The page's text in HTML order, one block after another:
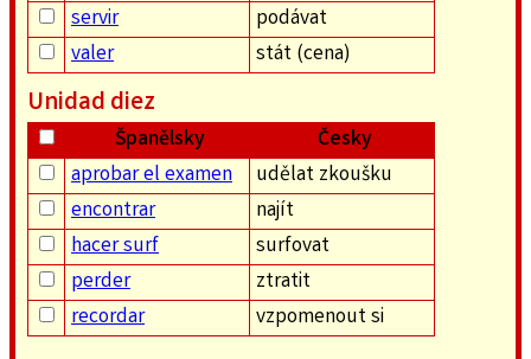
servir
podávat
valer
stát (cena)
Unidad diez
Španělsky
Česky
aprobar el examen
udělat zkoušku
encontrar
najít
hacer surf
surfovat
perder
ztratit
recordar
vzpomenout si